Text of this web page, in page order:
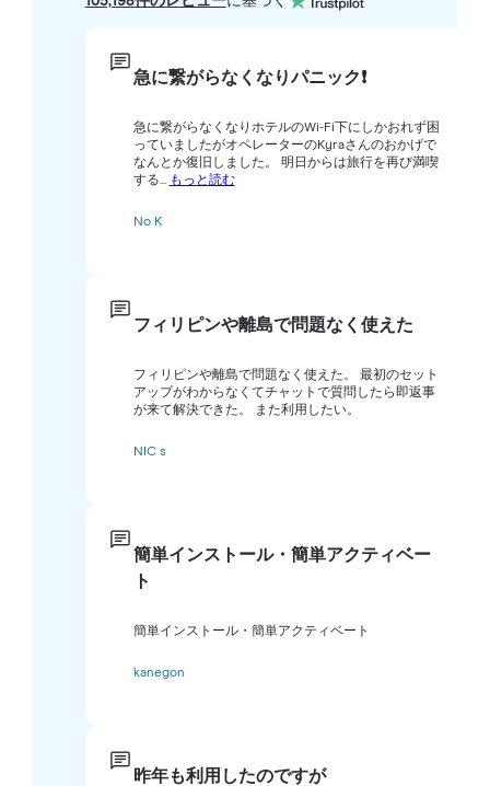
急に繋がらなくなりパニック❗️
急に繋がらなくなりホテルのWi-Fi下にしかおれず困
っていましたがオペレーターのKyraさんのおかげで
なんとか復旧しました。 明日からは旅行を再び満喫
する... もっと読む
No K
フィリピンや離島で問題なく使えた
フィリピンや離島で問題なく使えた。 最初のセット
アップがわからなくてチャットで質問したら即返事
が来て解決できた。 また利用したい。
NIC s
簡単インストール・簡単アクティベー
ト
簡単インストール・簡単アクティベート
kanegon
昨年も利用したのですが